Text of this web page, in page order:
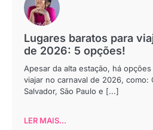
Lugares baratos para
de 2026: 5 opções!
Apesar da alta estação, há
viajar no carnaval de 2026, como:
Salvador, São Paulo e [...]
LER MAIS...